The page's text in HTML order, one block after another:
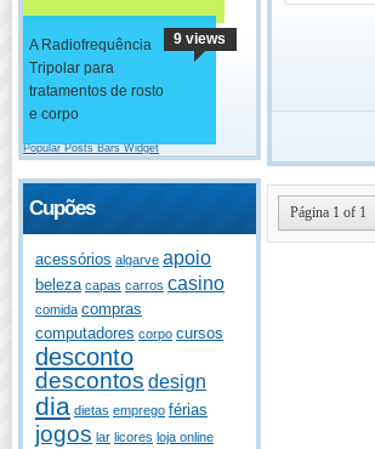
A Radiofrequência
Tripolar para
tratamentos de rosto
e corpo
9 views
Popular Posts Bars Widget
Cupões
acessórios algarve apoio
beleza capas carros casino
comida compras
computadores corpo cursos
desconto
descontos design
dia dietas emprego férias
jogos lar licores loja online
Página 1 of 1